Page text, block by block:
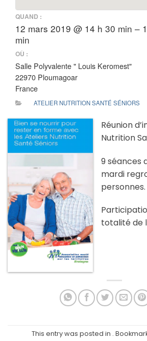
QUAND :
12 mars 2019 @ 14 h 30 min –
min
OÙ :
Salle Polyvalente " Louis Keromest"
22970 Ploumagoar
France
ATELIER NUTRITION SANTÉ SÉNIORS
Réunion
Nutrition
9 séances
mardi
personnes.
totalité de
This entry was posted in .